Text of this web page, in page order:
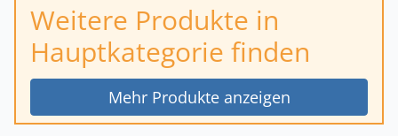
Weitere Produkte in
Hauptkategorie finden
Mehr Produkte anzeigen